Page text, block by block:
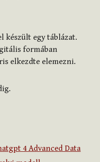
készült egy táblázat.
formában
elkezdte elemezni.
4 Advanced Data